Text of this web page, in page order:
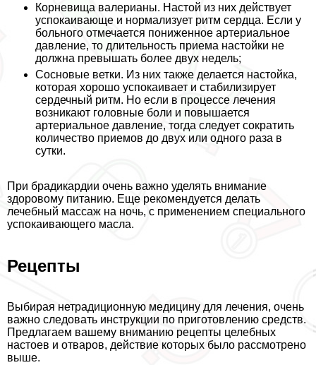
Корневища валерианы. Настой из них действует
успокаивающе и нормализует ритм сердца. Если у
больного отмечается пониженное артериальное
давление, то длительность приема настойки не
должна превышать более двух недель;
Сосновые ветки. Из них также делается настойка,
которая хорошо успокаивает и стабилизирует
сердечный ритм. Но если в процессе лечения
возникают головные боли и повышается
артериальное давление, тогда следует сократить
количество приемов до двух или одного раза в
сутки.
При брадикардии очень важно уделять внимание
здоровому питанию. Еще рекомендуется делать
лечебный массаж на ночь, с применением специального
успокаивающего масла.
Рецепты
Выбирая нетрадиционную медицину для лечения, очень
важно следовать инструкции по приготовлению средств.
Предлагаем вашему вниманию рецепты целебных
настоев и отваров, действие которых было рассмотрено
выше.